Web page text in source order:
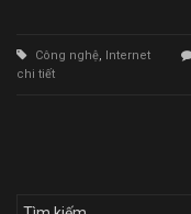
Công nghệ, Internet
chi tiết